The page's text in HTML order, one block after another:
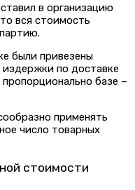
в организацию
вся стоимость
были привезены
по доставке
базе –
применять
число товарных
стоимости